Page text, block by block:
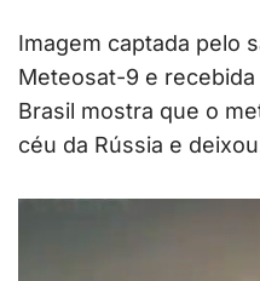
Imagem captada pelo
Meteosat-9 e
Brasil mostra que o
céu da Rússia e